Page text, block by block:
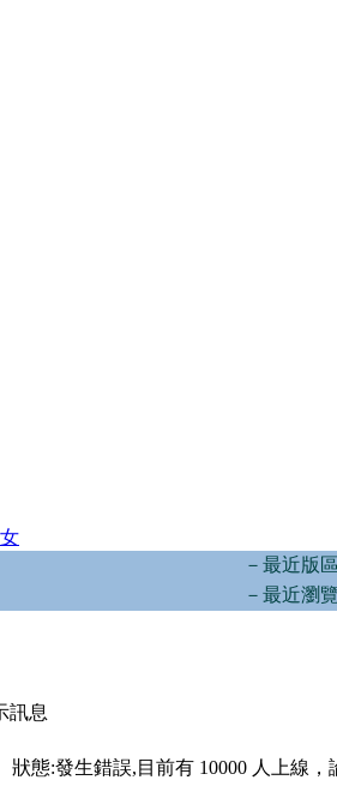
－最近版
－最近瀏
訊息
狀態:發生錯誤,目前有 10000 人上線